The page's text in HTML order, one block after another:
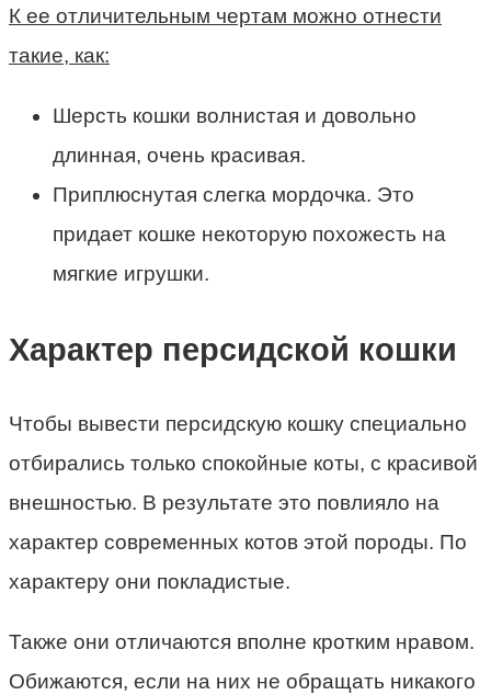
К ее отличительным чертам можно отнести
такие, как:
Шерсть кошки волнистая и довольно
длинная, очень красивая.
Приплюснутая слегка мордочка. Это
придает кошке некоторую похожесть на
мягкие игрушки.
Характер персидской кошки
Чтобы вывести персидскую кошку специально
отбирались только спокойные коты, с красивой
внешностью. В результате это повлияло на
характер современных котов этой породы. По
характеру они покладистые.
Также они отличаются вполне кротким нравом.
Обижаются, если на них не обращать никакого